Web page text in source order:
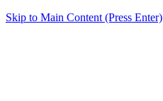
Skip to Main Content (Press Enter)